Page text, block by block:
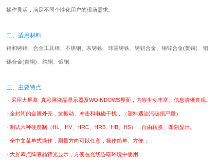
操作灵活，满足不同个性化用户的现场需求。
二、适用材料
钢和铸钢、合金工具钢、不锈钢、灰铸铁、球墨铸铁、铸铝合金、铜锌合金(黄铜)、铜
锡合金(青铜)、纯铜、锻钢
三、主要特点
· 采用大屏幕 真彩屏液晶显示器及WOINDOWS界面，内容生动丰富、信息清晰直观。
· 全封闭的金属外壳，抗振动、冲击和电磁干扰，（塑料遇油污破损严重）
· 测试六种硬度制（HL、HV、HRC、HRB、HB、HS），自由转换、即刻显示。
· 全中文菜单式操作，测量方向可以任意，操作简单、方便；
· 大屏幕点阵液晶背光显示，方便在光线昏暗环境中使用；